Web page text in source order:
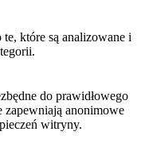
które są analizowane i
do prawidłowego
anonimowe
witryny.